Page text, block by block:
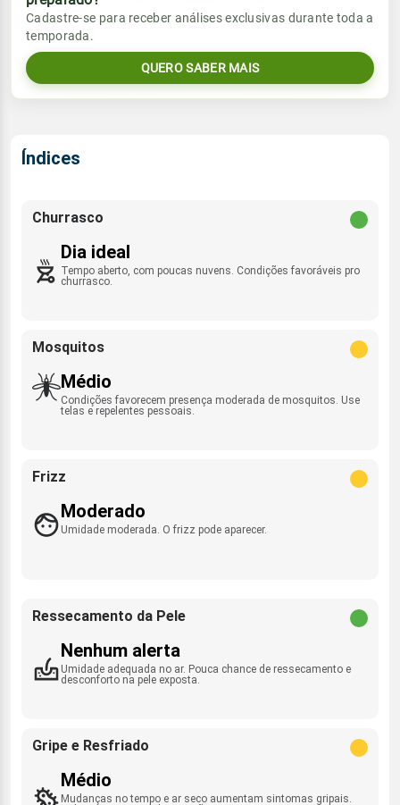
Umidade do ar
60%100%
Rajada de vento
Sol
06:00h às 17:33h
Lua
Chuva
1.6mm
Umidade do ar
Vento
SE - 15km/h
Rajada de vento
Sol
Cadastre-se para receber análises exclusivas durante toda a
temporada.
QUERO SABER MAIS
Índices
Churrasco
Dia ideal
Tempo aberto, com poucas nuvens. Condições favoráveis pro
churrasco.
Mosquitos
Médio
Condições favorecem presença moderada de mosquitos. Use
telas e repelentes pessoais.
Frizz
Moderado
Umidade moderada. O frizz pode aparecer.
Ressecamento da Pele
Nenhum alerta
Umidade adequada no ar. Pouca chance de ressecamento e
desconforto na pele exposta.
Gripe e Resfriado
Médio
Mudanças no tempo e ar seco aumentam sintomas gripais.